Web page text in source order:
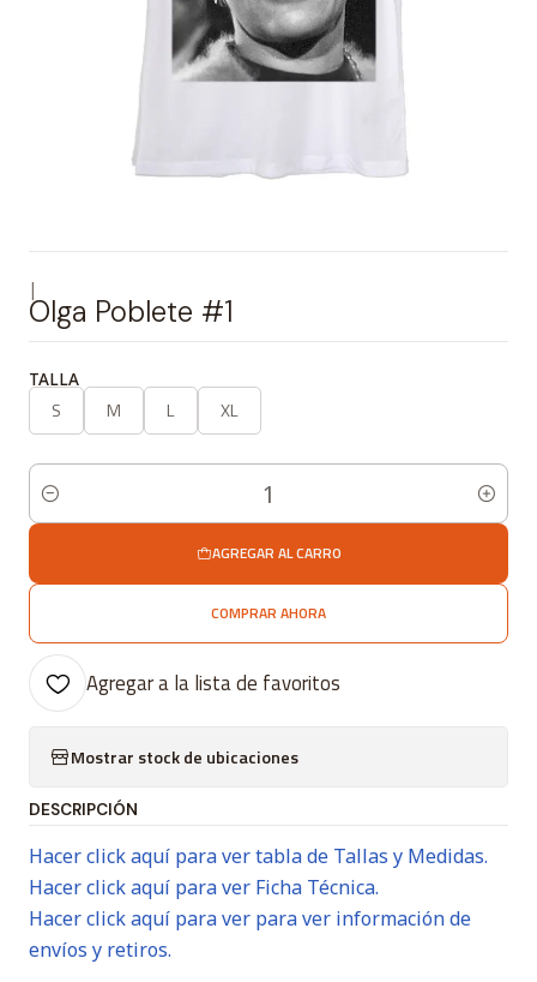
|
Olga Poblete #1
TALLA
S M L XL
Cantidad
AGREGAR AL CARRO
COMPRAR AHORA
Agregar a la lista de favoritos
Mostrar stock de ubicaciones
DESCRIPCIÓN
Hacer click aquí para ver tabla de Tallas y Medidas.
Hacer click aquí para ver Ficha Técnica.
Hacer click aquí para ver para ver información de
envíos y retiros.